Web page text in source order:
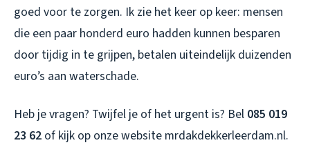
goed voor te zorgen. Ik zie het keer op keer: mensen
die een paar honderd euro hadden kunnen besparen
door tijdig in te grijpen, betalen uiteindelijk duizenden
euro’s aan waterschade.
Heb je vragen? Twijfel je of het urgent is? Bel 085 019
23 62 of kijk op onze website mrdakdekkerleerdam.nl.